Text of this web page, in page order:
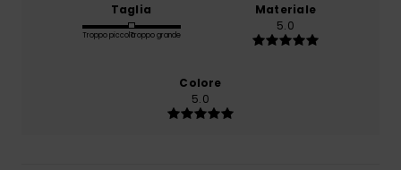
Taglia
Troppo piccoloTroppo grande
Materiale
5.0
Colore
5.0